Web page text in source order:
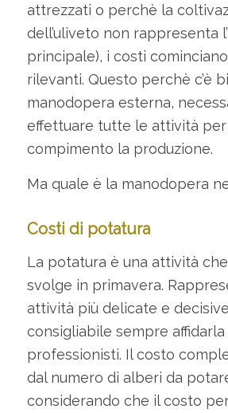
attrezzati o perchè la
dell’uliveto non rappresenta
principale), i costi
rilevanti. Questo perchè c’è
manodopera esterna,
effettuare tutte le attività
compimento la produzione.
Ma quale è la manodopera
Costi di potatura
La potatura è una attività
svolge in primavera.
attività più delicate e
consigliabile sempre affidarla
professionisti. Il costo
dal numero di alberi da
considerando che il costo